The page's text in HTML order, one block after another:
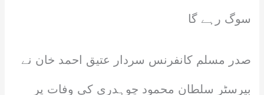
سوگ رہے گا
صدر مسلم کانفرنس سردار عتیق احمد خان نے
بیرسٹر سلطان محمود چوہدری کی وفات پر